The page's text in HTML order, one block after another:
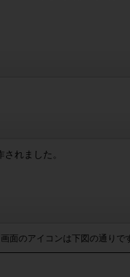
れました。
面のアイコンは下図の通りで